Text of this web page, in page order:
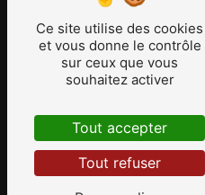
prise de contact puis pendant la
fins probatoires et de gestion
vous inscrire sur la liste
disponible à cette adresse:
pour plus d’informations sur vos
- 2026 -
Ce site utilise des cookies
et vous donne le contrôle
sur ceux que vous
souhaitez activer
Tout accepter
Tout refuser